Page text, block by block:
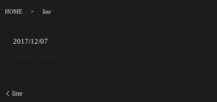
HOME line
2017/12/07
line